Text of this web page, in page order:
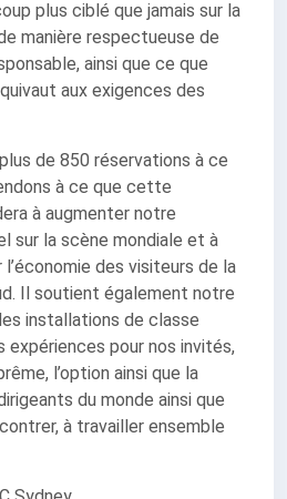
plus ciblé que jamais sur la
manière respectueuse de
ainsi que ce que
aux exigences des
de 850 réservations à ce
à ce que cette
à augmenter notre
sur la scène mondiale et à
des visiteurs de la
Il soutient également notre
installations de classe
expériences pour nos invités,
l’option ainsi que la
du monde ainsi que
à travailler ensemble